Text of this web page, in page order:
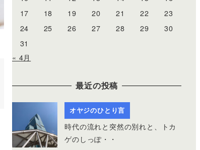
17
18 19 20 21 22
23
24
25 26 27 28 29
30
31
« 4月
最近の投稿
オヤジのひとり言
時代の流れと突然の別れと、トカ
ゲのしっぽ・・